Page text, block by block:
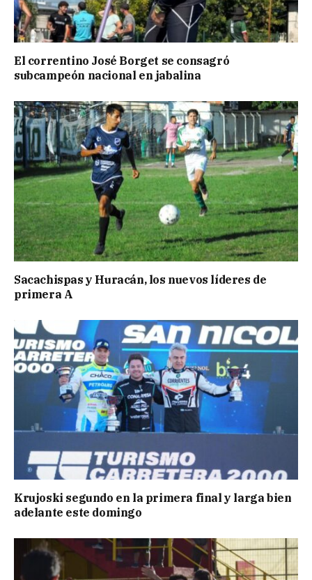
El correntino José Borget se consagró
subcampeón nacional en jabalina
Sacachispas y Huracán, los nuevos líderes de
primera A
Krujoski segundo en la primera final y larga bien
adelante este domingo